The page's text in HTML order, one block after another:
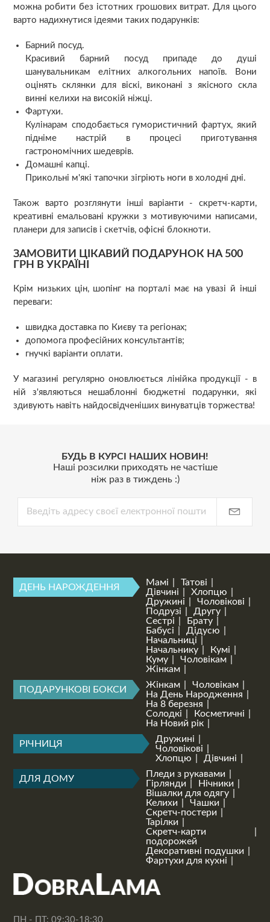
можна робити без істотних грошових витрат. Для цього
варто надихнутися ідеями таких подарунків:
Барний посуд.
Красивий барний посуд припаде до душі
шанувальникам елітних алкогольних напоїв. Вони
оцінять склянки для віскі, виконані з якісного скла
винні келихи на високій ніжці.
Фартухи.
Кулінарам сподобається гумористичний фартух, який
підніме настрій в процесі приготування
гастрономічних шедеврів.
Домашні капці.
Прикольні м'які тапочки зігріють ноги в холодні дні.
Також варто розглянути інші варіанти - скретч-карти,
креативні емальовані кружки з мотивуючими написами,
планери для записів і скетчів, офісні блокноти.
ЗАМОВИТИ ЦІКАВИЙ ПОДАРУНОК НА 500
ГРН В УКРАЇНІ
Крім низьких цін, шопінг на порталі має на увазі й інші
переваги:
швидка доставка по Києву та регіонах;
допомога професійних консультантів;
гнучкі варіанти оплати.
У магазині регулярно оновлюється лінійка продукції - в
ній з'являються нешаблонні бюджетні подарунки, які
здивують навіть найдосвідченіших винуватців торжества!
БУДЬ В КУРСІ НАШИХ НОВИН!
Наші розсилки приходять не частіше
ніж раз в тиждень :)
ДЕНЬ НАРОЖДЕННЯ Мамі
Татові
Дівчині
Хлопцю
Дружині
Чоловікові
Подрузі
Другу
Сестрі
Брату
Бабусі
Дідусю
Начальниці
Начальнику
Кумі
Куму
Чоловікам
Жінкам
ПОДАРУНКОВІ БОКСИ Жінкам
Чоловікам
На День Народження
На 8 березня
Солодкі
Косметичні
На Новий рік
РІЧНИЦЯ
Дружині
Чоловікові
Хлопцю
Дівчині
ДЛЯ ДОМУ
Пледи з рукавами
Гірлянди
Нічники
Вішалки для одягу
Келихи
Чашки
Скретч-постери
Тарілки
Скретч-карти
подорожей
Декоративні подушки
Фартухи для кухні
ПН - ПТ: 09:30-18:30